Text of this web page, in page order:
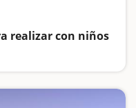
realizar con niños